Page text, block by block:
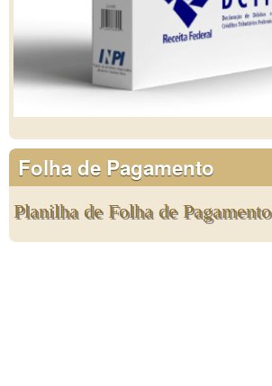
Folha de Pagamento
Planilha de Folha de Pagamento